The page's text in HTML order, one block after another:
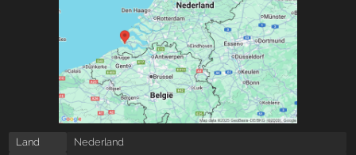
Land
Nederland